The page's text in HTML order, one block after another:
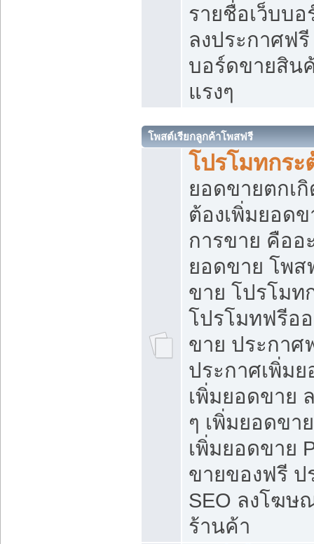
รายชื่อเว็บบ
ลงประกาศฟรี
บอร์ดขายสิน
แรงๆ
โพสต์เรียกลูกค้าโพสฟรี
โปรโมทกร
ยอดขายตกเ
ต้องเพิ่มยอด
การขาย คืออ
ยอดขาย โพส
ขาย โปรโมท
โปรโมทฟรีอ
ขาย ประกาศ
ประกาศเพิ่ม
เพิ่มยอดขาย
ๆ เพิ่มยอดขา
เพิ่มยอดขาย
ขายของฟรี ป
SEO ลงโฆษ
ร้านค้า